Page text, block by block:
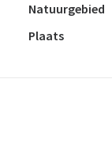
Natuurgebied
Plaats